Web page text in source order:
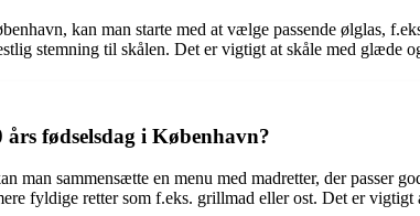
kan man starte med at vælge passende ølglas,
stemning til skålen. Det er vigtigt at skåle med glæde
fødselsdag i København?
sammensætte en menu med madretter, der passer
fyldige retter som f.eks. grillmad eller ost. Det er